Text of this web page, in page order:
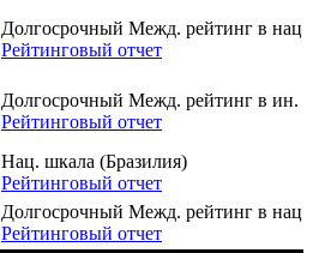
Долгосрочный Межд. рейтинг в нац.
Рейтинговый отчет
Долгосрочный Межд. рейтинг в ин.
Рейтинговый отчет
Нац. шкала (Бразилия)
Рейтинговый отчет
Долгосрочный Межд. рейтинг в нац.
Рейтинговый отчет